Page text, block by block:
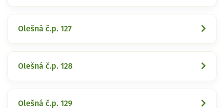
Olešná č.p. 127
Olešná č.p. 128
Olešná č.p. 129